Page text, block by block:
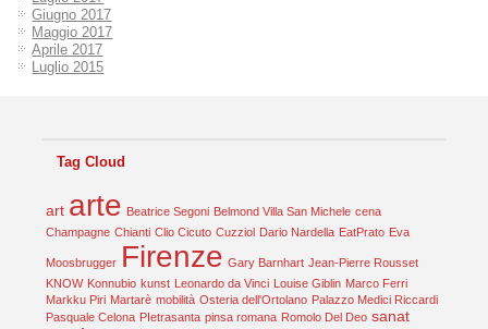
Giugno 2017
Maggio 2017
Aprile 2017
Luglio 2015
Tag Cloud
art arte Beatrice Segoni Belmond Villa San Michele cena
Champagne Chianti Clio Cicuto Cuzziol Dario Nardella EatPrato Eva
Moosbrugger Firenze Gary Barnhart Jean-Pierre Rousset
KNOW Konnubio kunst Leonardo da Vinci Louise Giblin Marco Ferri
Markku Piri Martarè mobilità Osteria dell'Ortolano Palazzo Medici Riccardi
Pasquale Celona PIetrasanta pinsa romana Romolo Del Deo sanat